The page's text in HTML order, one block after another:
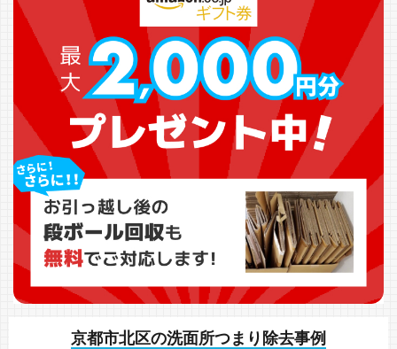
京都市北区の洗面所つまり除去事例